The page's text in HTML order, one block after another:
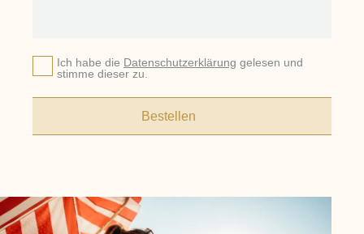
Ich habe die Datenschutzerklärung gelesen und
stimme dieser zu.
Bestellen